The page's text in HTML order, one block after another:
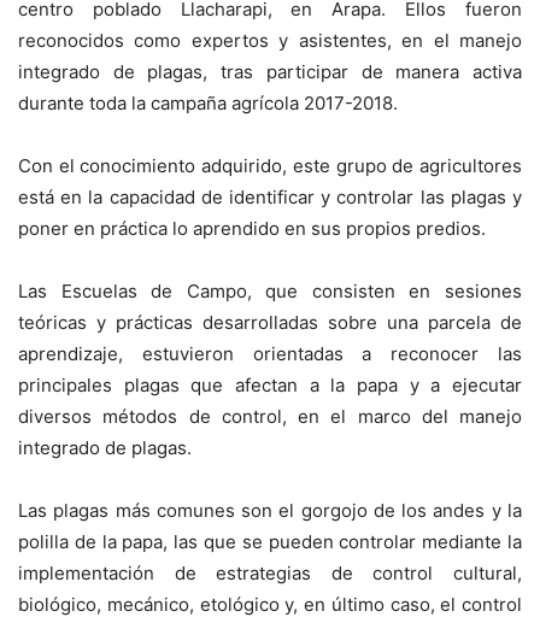
centro poblado Llacharapi, en Arapa. Ellos fueron
reconocidos como expertos y asistentes, en el manejo
integrado de plagas, tras participar de manera activa
durante toda la campaña agrícola 2017-2018.
Con el conocimiento adquirido, este grupo de agricultores
está en la capacidad de identificar y controlar las plagas y
poner en práctica lo aprendido en sus propios predios.
Las Escuelas de Campo, que consisten en sesiones
teóricas y prácticas desarrolladas sobre una parcela de
aprendizaje, estuvieron orientadas a reconocer las
principales plagas que afectan a la papa y a ejecutar
diversos métodos de control, en el marco del manejo
integrado de plagas.
Las plagas más comunes son el gorgojo de los andes y la
polilla de la papa, las que se pueden controlar mediante la
implementación de estrategias de control cultural,
biológico, mecánico, etológico y, en último caso, el control